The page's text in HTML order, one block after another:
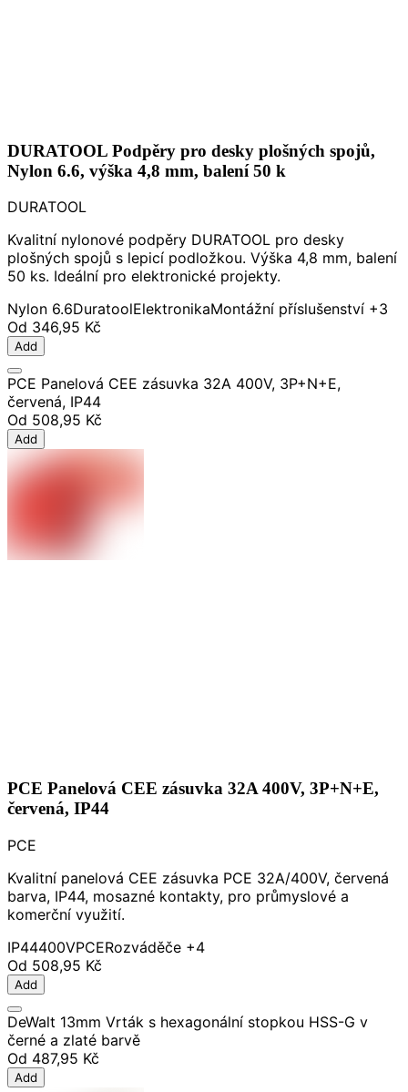
DURATOOL Podpěry pro desky plošných spojů,
Nylon 6.6, výška 4,8 mm, balení 50 k
DURATOOL
Kvalitní nylonové podpěry DURATOOL pro desky
plošných spojů s lepicí podložkou. Výška 4,8 mm, balení
50 ks. Ideální pro elektronické projekty.
Nylon 6.6DuratoolElektronikaMontážní příslušenství +3
Od 346,95 Kč
Add
PCE Panelová CEE zásuvka 32A 400V, 3P+N+E,
červená, IP44
Od 508,95 Kč
Add
PCE Panelová CEE zásuvka 32A 400V, 3P+N+E,
červená, IP44
PCE
Kvalitní panelová CEE zásuvka PCE 32A/400V, červená
barva, IP44, mosazné kontakty, pro průmyslové a
komerční využití.
IP44400VPCERozváděče +4
Od 508,95 Kč
Add
DeWalt 13mm Vrták s hexagonální stopkou HSS-G v
černé a zlaté barvě
Od 487,95 Kč
Add